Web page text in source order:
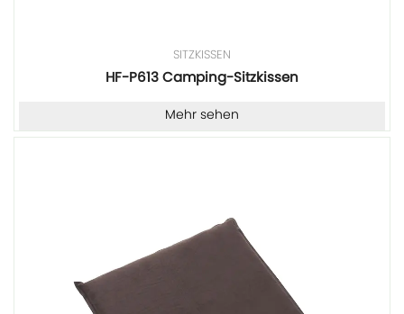
SITZKISSEN
HF-P613 Camping-Sitzkissen
Mehr sehen